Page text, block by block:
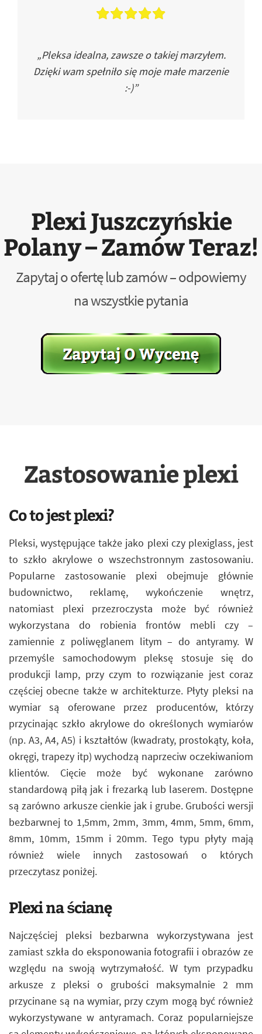
„Pleksa idealna, zawsze o takiej marzyłem.
Dzięki wam spełniło się moje małe marzenie
:-)”
Plexi Juszczyńskie
Polany – Zamów Teraz!
Zapytaj o ofertę lub zamów – odpowiemy
na wszystkie pytania
Zastosowanie plexi
Co to jest plexi?
Pleksi, występujące także jako plexi czy plexiglass, jest
to szkło akrylowe o wszechstronnym zastosowaniu.
Popularne zastosowanie plexi obejmuje głównie
budownictwo, reklamę, wykończenie wnętrz,
natomiast plexi przezroczysta może być również
wykorzystana do robienia frontów mebli czy –
zamiennie z poliwęglanem litym – do antyramy. W
przemyśle samochodowym pleksę stosuje się do
produkcji lamp, przy czym to rozwiązanie jest coraz
częściej obecne także w architekturze. Płyty pleksi na
wymiar są oferowane przez producentów, którzy
przycinając szkło akrylowe do określonych wymiarów
(np. A3, A4, A5) i kształtów (kwadraty, prostokąty, koła,
okręgi, trapezy itp) wychodzą naprzeciw oczekiwaniom
klientów. Cięcie może być wykonane zarówno
standardową piłą jak i frezarką lub laserem. Dostępne
są zarówno arkusze cienkie jak i grube. Grubości wersji
bezbarwnej to 1,5mm, 2mm, 3mm, 4mm, 5mm, 6mm,
8mm, 10mm, 15mm i 20mm. Tego typu płyty mają
również wiele innych zastosowań o których
przeczytasz poniżej.
Plexi na ścianę
Najczęściej pleksi bezbarwna wykorzystywana jest
zamiast szkła do eksponowania fotografii i obrazów ze
względu na swoją wytrzymałość. W tym przypadku
arkusze z pleksi o grubości maksymalnie 2 mm
przycinane są na wymiar, przy czym mogą być również
wykorzystywane w antyramach. Coraz popularniejsze